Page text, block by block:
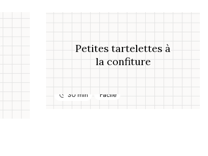
Petites tartelettes à
la confiture
30 min Facile